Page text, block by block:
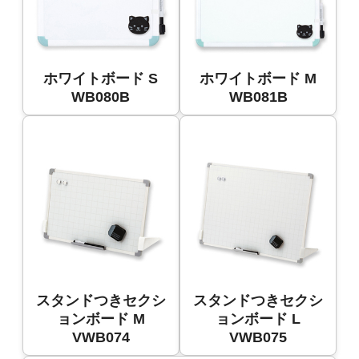
ホワイトボード S
WB080B
ホワイトボード M
WB081B
スタンドつきセクシ
ョンボード M
VWB074
スタンドつきセクシ
ョンボード L
VWB075